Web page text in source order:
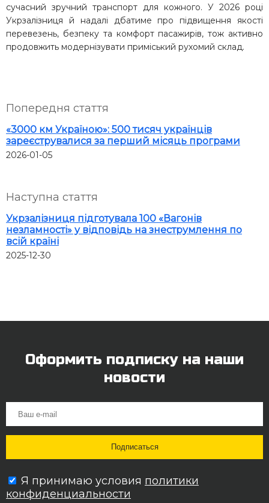
сучасний зручний транспорт для кожного. У 2026 році
Укрзалізниця й надалі дбатиме про підвищення якості
перевезень, безпеку та комфорт пасажирів, тож активно
продовжить модернізувати приміський рухомий склад.
Попередня стаття
«3000 км Україною»: 500 тисяч українців
зареєструвалися за перший місяць програми
2026-01-05
Наступна стаття
Укрзалізниця підготувала 100 «Вагонів
незламності» у відповідь на знеструмлення по
всій країні
2025-12-30
Оформить подписку на наши
новости
Я принимаю условия политики
конфиденциальности